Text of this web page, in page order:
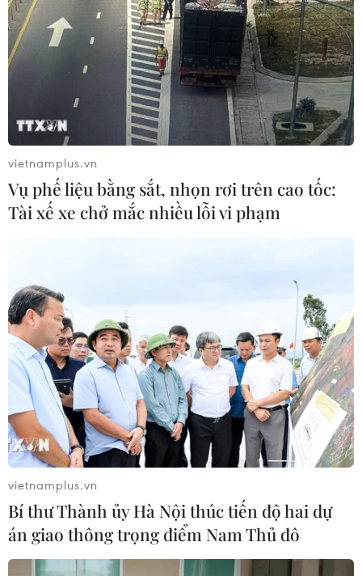
vietnamplus.vn
Vụ phế liệu bằng sắt, nhọn rơi trên cao tốc:
Tài xế xe chở mắc nhiều lỗi vi phạm
vietnamplus.vn
Bí thư Thành ủy Hà Nội thúc tiến độ hai dự
án giao thông trọng điểm Nam Thủ đô